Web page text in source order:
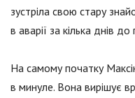
зустріла свою стару
в аварії за кілька днів до
На самому початку
в минуле. Вона вирішує